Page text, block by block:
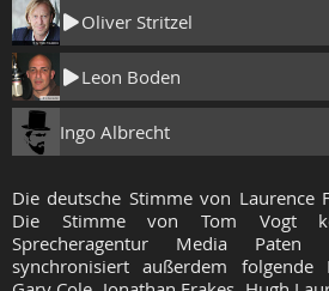
Oliver Stritzel
Leon Boden
Ingo Albrecht
Die deutsche Stimme von Laurence
Die Stimme von Tom Vogt
Sprecheragentur Media
synchronisiert außerdem folgende